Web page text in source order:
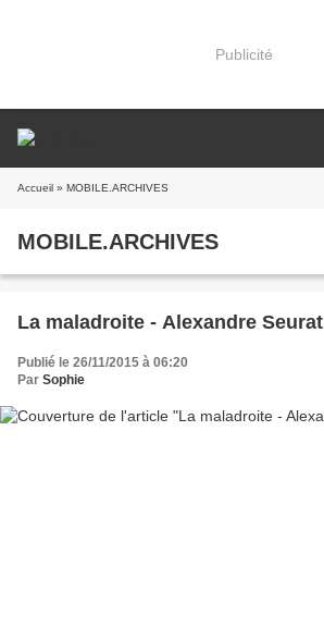
Publicité
Accueil » MOBILE.ARCHIVES
MOBILE.ARCHIVES
La maladroite - Alexandre Seurat
Publié le 26/11/2015 à 06:20
Par Sophie